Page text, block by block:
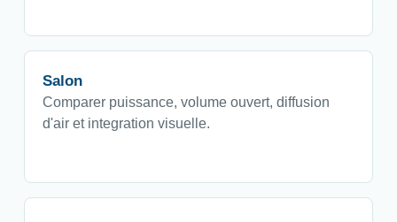
Salon
Comparer puissance, volume ouvert, diffusion
d'air et integration visuelle.